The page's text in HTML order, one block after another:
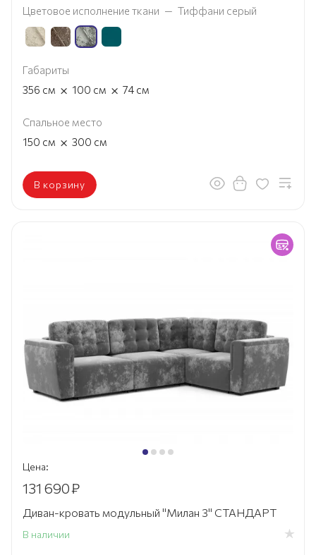
Цветовое исполнение ткани — Тиффани серый
Габариты
356 см × 100 см × 74 см
Спальное место
150 см × 300 см
В корзину
Цена:
131 690₽
Диван-кровать модульный "Милан 3" СТАНДАРТ
В наличии